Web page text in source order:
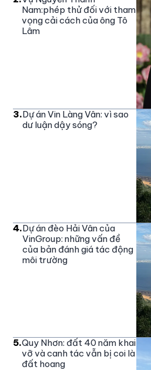
Nam:phép thử đối với tham
vọng cải cách của ông Tô
Lâm
3.Dự án Vin Làng Vân: vì sao
dư luận dậy sóng?
4.Dự án đèo Hải Vân của
VinGroup: những vấn đề
của bản đánh giá tác động
môi trường
5.Quy Nhơn: đất 40 năm khai
vỡ và canh tác vẫn bị coi là
đất hoang